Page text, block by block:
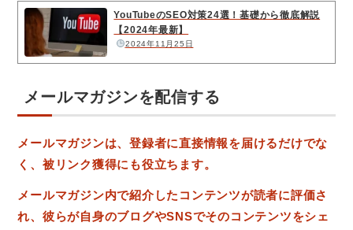
YouTubeのSEO対策24選！基礎から徹底解説
【2024年最新】
2024年11月25日
メールマガジンを配信する
メールマガジンは、登録者に直接情報を届けるだけでな
く、被リンク獲得にも役立ちます。
メールマガジン内で紹介したコンテンツが読者に評価さ
れ、彼らが自身のブログやSNSでそのコンテンツをシェ